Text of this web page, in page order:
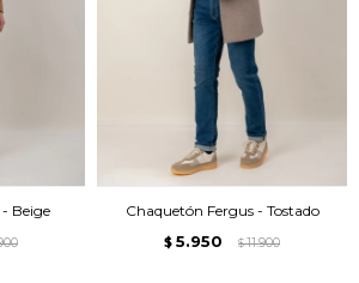
Beige Chaquetón Fergus - Tostado
$ 5.950 $ 11.900